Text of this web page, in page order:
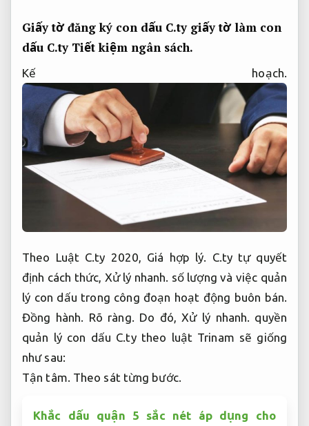
Giấy tờ đăng ký con dấu C.ty giấy tờ làm con
dấu C.ty Tiết kiệm ngân sách.
Kế hoạch.
Theo Luật C.ty 2020, Giá hợp lý. C.ty tự quyết
định cách thức, Xử lý nhanh. số lượng và việc quản
lý con dấu trong công đoạn hoạt động buôn bán.
Đồng hành. Rõ ràng. Do đó,Xử lý nhanh. quyền
quản lý con dấu C.ty theo luật Trinam sẽ giống
như sau:
Tận tâm. Theo sát từng bước.
Khắc dấu quận 5 sắc nét áp dụng cho